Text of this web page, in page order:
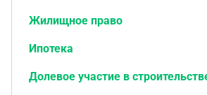
Жилищное право
Ипотека
Долевое участие в